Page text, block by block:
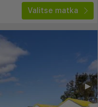
Valitse matka
▶︎